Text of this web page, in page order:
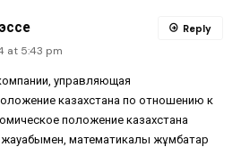
at 5:43 pm
управляющая
казахстана по отношению к
положение казахстана
жауабымен, математикалық жұмбақтар
Reply